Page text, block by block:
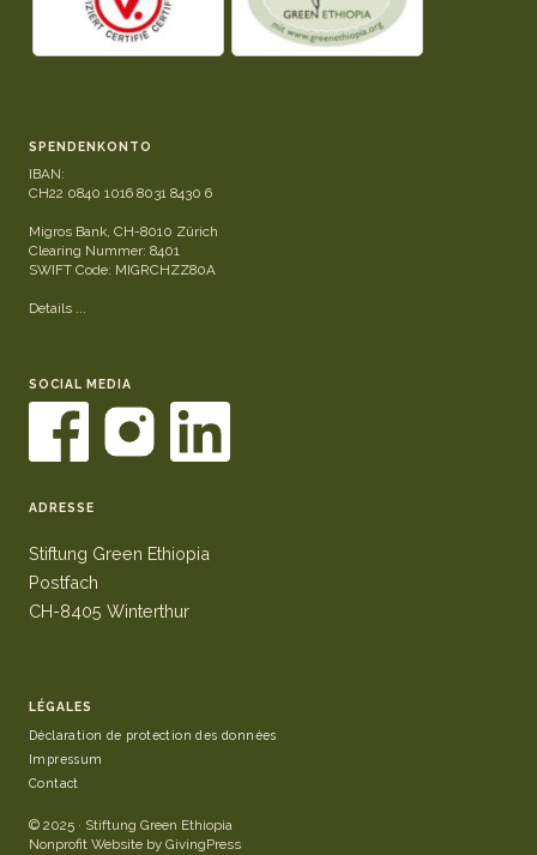
SPENDENKONTO
IBAN:
CH22 0840 1016 8031 8430 6
Migros Bank, CH-8010 Zürich
Clearing Nummer: 8401
SWIFT Code: MIGRCHZZ80A
Details ...
SOCIAL MEDIA
ADRESSE
Stiftung Green Ethiopia
Postfach
CH-8405 Winterthur
LÉGALES
Déclaration de protection des données
Impressum
Contact
© 2025 · Stiftung Green Ethiopia
Nonprofit Website by GivingPress